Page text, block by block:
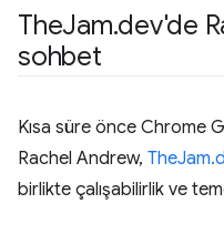
TheJam.dev'de
sohbet
Kısa süre önce Chrome
Rachel Andrew,
birlikte çalışabilirlik ve